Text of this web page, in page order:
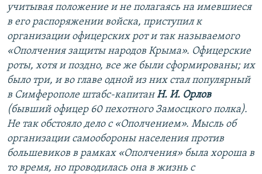
учитывая положение и не полагаясь на имевшиеся
в его распоряжении войска, приступил к
организации офицерских рот и так называемого
«Ополчения защиты народов Крыма». Офицерские
роты, хотя и поздно, все же были сформированы; их
было три, и во главе одной из них стал популярный
в Симферополе штабс-капитанН. И. Орлов
(бывший офицер 60 пехотного Замосцкого полка).
Не так обстояло дело с «Ополчением». Мысль об
организации самообороны населения против
большевиков в рамках «Ополчения» была хороша в
то время, но проводилась она в жизнь с